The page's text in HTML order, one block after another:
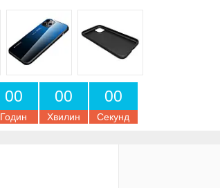
00
Годин
00
Хвилин
00
Секунд